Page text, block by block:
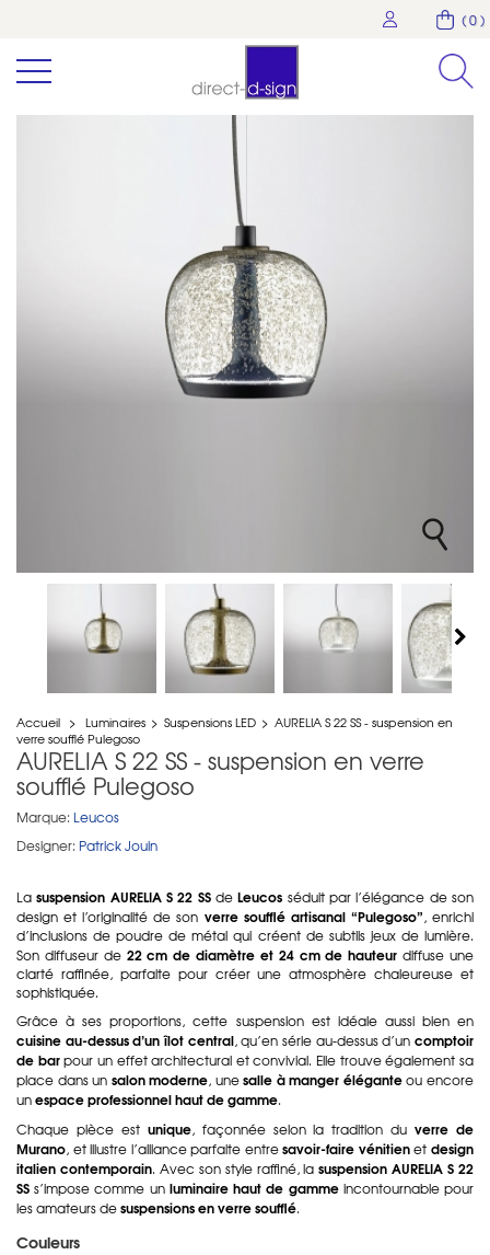
( 0 )
Accueil > Luminaires > Suspensions LED > AURELIA S 22 SS - suspension en
verre soufflé Pulegoso
AURELIA S 22 SS - suspension en verre
soufflé Pulegoso
Marque: Leucos
Designer: Patrick Jouin
Lasuspension AURELIA S 22 SSdeLeucos séduit par l’élégance de son
design et l’originalité de son verre soufflé artisanal “Pulegoso”, enrichi
d’inclusions de poudre de métal qui créent de subtils jeux de lumière.
Son diffuseur de 22 cm de diamètre et 24 cm de hauteur diffuse une
clarté raffinée, parfaite pour créer une atmosphère chaleureuse et
sophistiquée.
Grâce à ses proportions, cette suspension est idéale aussi bien en
cuisine au-dessus d’un îlot central, qu’en série au-dessus d’uncomptoir
de barpour un effet architectural et convivial. Elle trouve également sa
place dans un salon moderne, unesalle à manger éléganteou encore
unespace professionnel haut de gamme.
Chaque pièce est unique, façonnée selon la tradition duverre de
Murano, et illustre l’alliance parfaite entresavoir-faire vénitienetdesign
italien contemporain. Avec son style raffiné, lasuspension AURELIA S 22
SS s’impose comme un luminaire haut de gammeincontournable pour
les amateurs desuspensions en verre soufflé.
Couleurs